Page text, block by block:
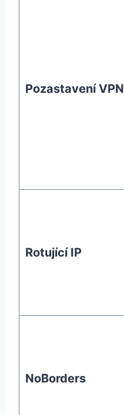
Pozastavení VPN
Rotující IP
NoBorders